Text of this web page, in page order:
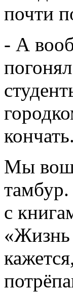
почти
- А
Мы
тамбур.
с
«Жизнь